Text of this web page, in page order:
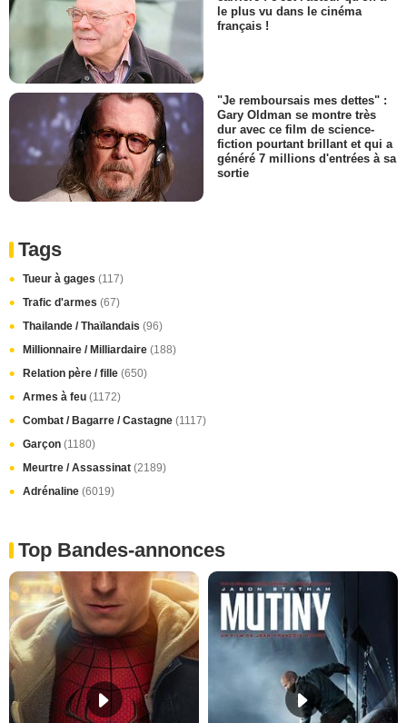
le plus vu dans le cinéma
français !
"Je remboursais mes dettes" :
Gary Oldman se montre très
dur avec ce film de science-
fiction pourtant brillant et qui a
généré 7 millions d'entrées à sa
sortie
Tags
Tueur à gages (117)
Trafic d'armes (67)
Thailande / Thaïlandais (96)
Millionnaire / Milliardaire (188)
Relation père / fille (650)
Armes à feu (1172)
Combat / Bagarre / Castagne (1117)
Garçon (1180)
Meurtre / Assassinat (2189)
Adrénaline (6019)
Top Bandes-annonces